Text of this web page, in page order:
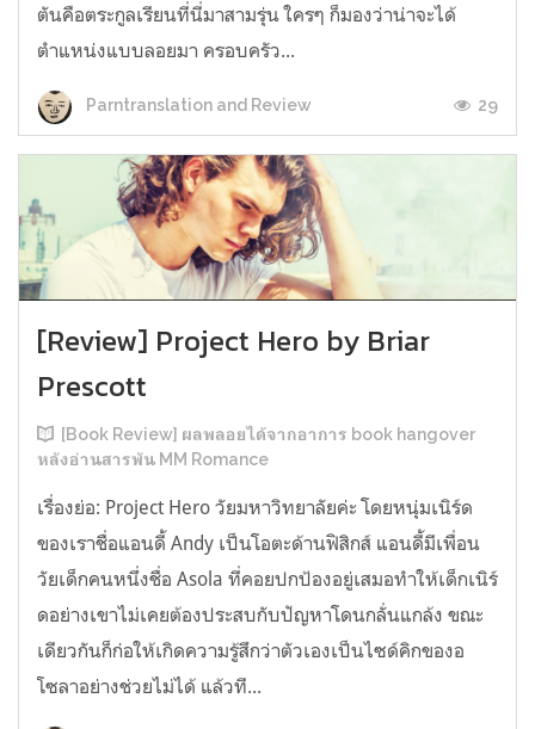
ตันคือตระกูลเรียนที่นี่มาสามรุ่น ใครๆ ก็มองว่าน่าจะได้
ตำแหน่งแบบลอยมา ครอบครัว...
Parntranslation and Review 29
[Review] Project Hero by Briar
Prescott
[Book Review] ผลพลอยได้จากอาการ book hangover
หลังอ่านสารพัน MM Romance
เรื่องย่อ: Project Hero วัยมหาวิทยาลัยค่ะ โดยหนุ่มเนิร์ด
ของเราชื่อแอนดี้ Andy เป็นโอตะด้านฟิสิกส์ แอนดี้มีเพื่อน
วัยเด็กคนหนึ่งชื่อ Asola ที่คอยปกป้องอยู่เสมอทำให้เด็กเนิร์
ดอย่างเขาไม่เคยต้องประสบกับปัญหาโดนกลั่นแกล้ง ขณะ
เดียวกันก็ก่อให้เกิดความรู้สึกว่าตัวเองเป็นไซด์คิกของอ
โซลาอย่างช่วยไม่ได้ แล้วที...